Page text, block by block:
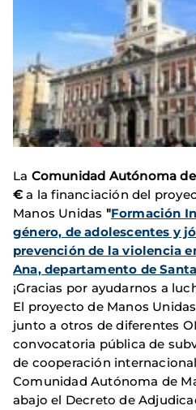
La Comunidad Autónoma
€ a la financiación del
Manos Unidas "Formación
género, de adolescentes y
prevención de la violencia
Ana, departamento de
¡Gracias por ayudarnos a
El proyecto de Manos
junto a otros de diferentes
convocatoria pública de
de cooperación
Comunidad Autónoma de
abajo el Decreto de